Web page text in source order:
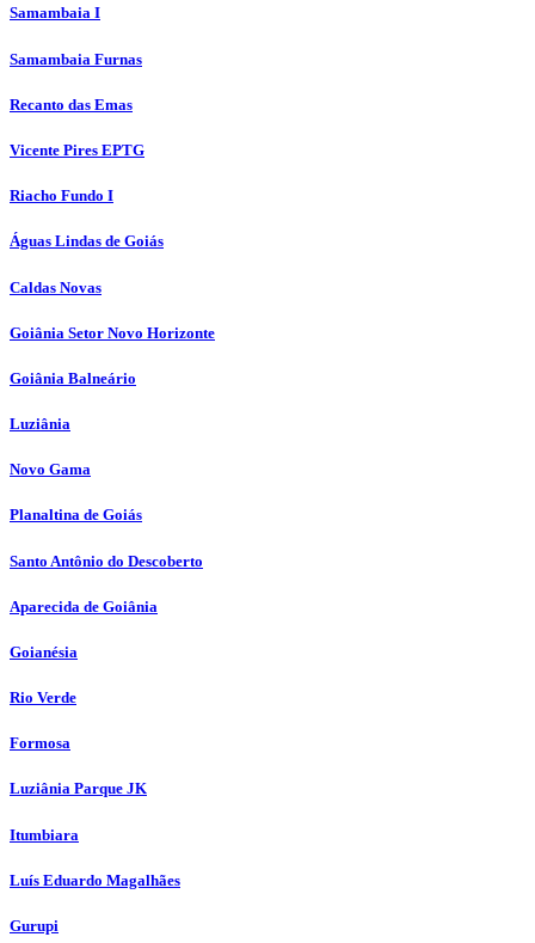
Samambaia I
Samambaia Furnas
Recanto das Emas
Vicente Pires EPTG
Riacho Fundo I
Águas Lindas de Goiás
Caldas Novas
Goiânia Setor Novo Horizonte
Goiânia Balneário
Luziânia
Novo Gama
Planaltina de Goiás
Santo Antônio do Descoberto
Aparecida de Goiânia
Goianésia
Rio Verde
Formosa
Luziânia Parque JK
Itumbiara
Luís Eduardo Magalhães
Gurupi